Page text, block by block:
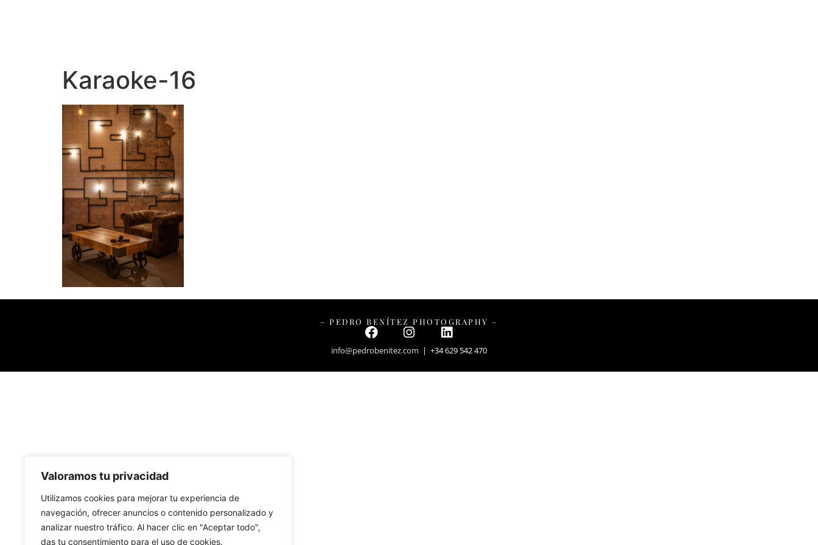
Valoramos tu privacidad
Utilizamos cookies para mejorar tu experiencia de
navegación, ofrecer anuncios o contenido personalizado y
analizar nuestro tráfico. Al hacer clic en "Aceptar todo",
das tu consentimiento para el uso de cookies.
Karaoke-16
– PEDRO BENÍTEZ PHOTOGRAPHY –
info@pedrobenitez.com | +34 629 542 470